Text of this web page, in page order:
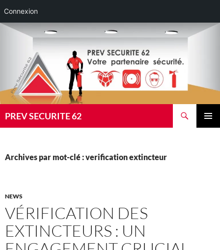
Connexion
Aller
PREV SECURITE 62
Archives par mot-clé : verification extincteur
NEWS
VÉRIFICATION DES
EXTINCTEURS : UN